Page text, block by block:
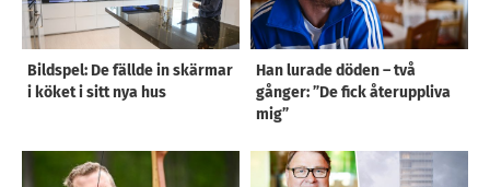
Bildspel: De fällde in skärmar
i köket i sitt nya hus
Han lurade döden – två
gånger: ”De fick återuppliva
mig”